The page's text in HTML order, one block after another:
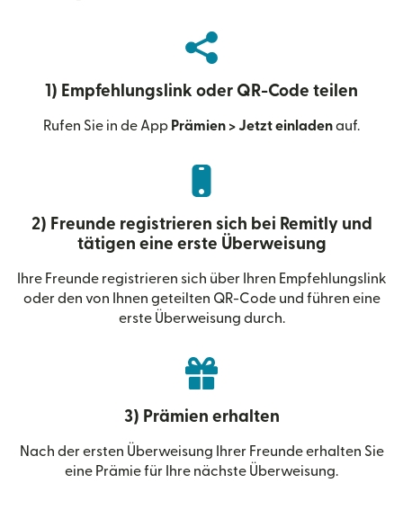
1) Empfehlungslink oder QR-Code teilen
Rufen Sie in de App Prämien > Jetzt einladenauf.
2) Freunde registrieren sich bei Remitly und
tätigen eine erste Überweisung
Ihre Freunde registrieren sich über Ihren Empfehlungslink
oder den von Ihnen geteilten QR-Code und führen eine
erste Überweisung durch.
3) Prämien erhalten
Nach der ersten Überweisung Ihrer Freunde erhalten Sie
eine Prämie für Ihre nächste Überweisung.